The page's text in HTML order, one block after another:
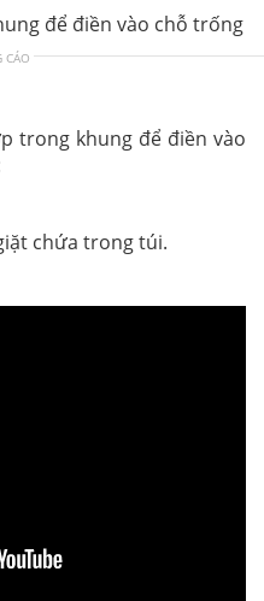
để điền vào chỗ trống
CÁO
trong khung để điền vào
chứa trong túi.